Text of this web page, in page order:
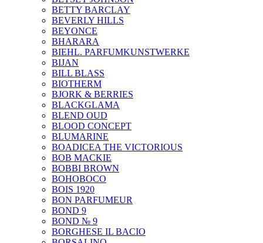
BETTY BARCLAY
BEVERLY HILLS
BEYONCE
BHARARA
BIEHL. PARFUMKUNSTWERKE
BIJAN
BILL BLASS
BIOTHERM
BJORK & BERRIES
BLACKGLAMA
BLEND OUD
BLOOD CONCEPT
BLUMARINE
BOADICEA THE VICTORIOUS
BOB MACKIE
BOBBI BROWN
BOHOBOCO
BOIS 1920
BON PARFUMEUR
BOND 9
BOND № 9
BORGHESE IL BACIO